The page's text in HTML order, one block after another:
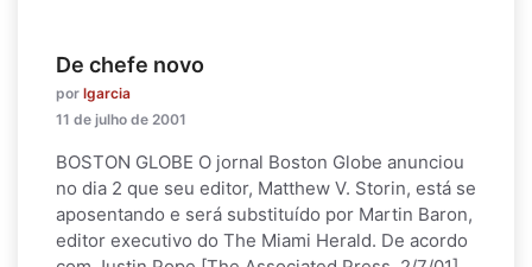
De chefe novo
por lgarcia
11 de julho de 2001
BOSTON GLOBE O jornal Boston Globe anunciou
no dia 2 que seu editor, Matthew V. Storin, está se
aposentando e será substituído por Martin Baron,
editor executivo do The Miami Herald. De acordo